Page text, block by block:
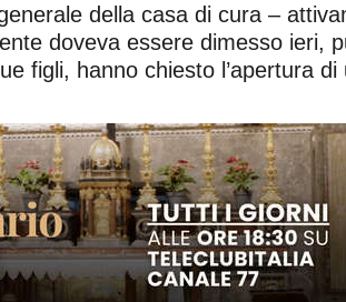
della casa di cura –
doveva essere dimesso ieri,
figli, hanno chiesto l’apertura di